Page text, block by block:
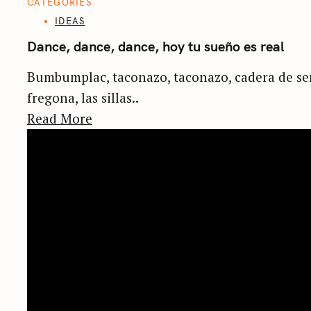
IDEAS
Dance, dance, dance, hoy tu sueño es real
Bumbumplac, taconazo, taconazo, cadera de
fregona, las sillas..
Read More